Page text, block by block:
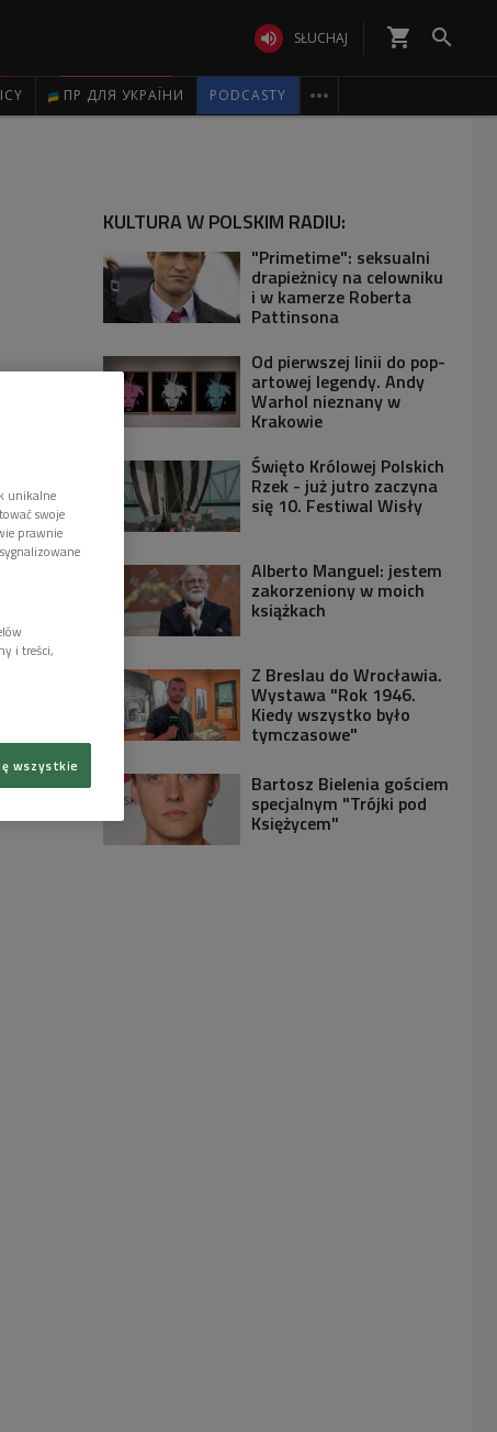
 SŁUCHAJ shopping_cart 
ПР ДЛЯ УКРАЇНИ PODCASTY 
KULTURA W POLSKIM RADIU:
"Primetime": seksualni
drapieżnicy na celowniku
i w kamerze Roberta
Pattinsona
Od pierwszej linii do pop-
artowej legendy. Andy
Warhol nieznany w
Krakowie
Święto Królowej Polskich
Rzek - już jutro zaczyna
się 10. Festiwal Wisły
Alberto Manguel: jestem
zakorzeniony w moich
książkach
Z Breslau do Wrocławia.
Wystawa "Rok 1946.
Kiedy wszystko było
tymczasowe"
Bartosz Bielenia gościem
specjalnym "Trójki pod
Księżycem"
unikalne
swoje
prawnie
i treści,
wszystkie